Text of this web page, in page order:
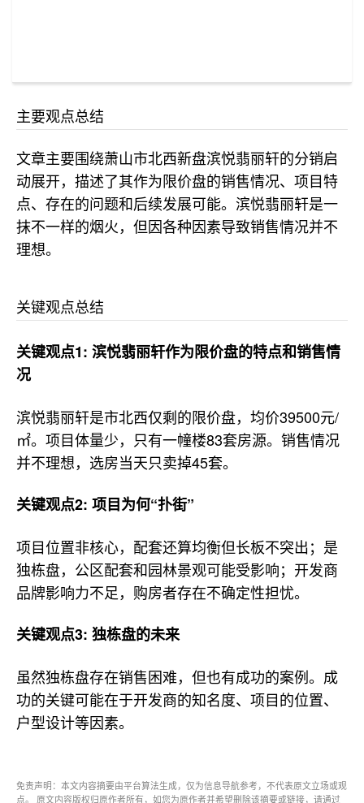
主要观点总结
文章主要围绕萧山市北西新盘滨悦翡丽轩的分销启
动展开，描述了其作为限价盘的销售情况、项目特
点、存在的问题和后续发展可能。滨悦翡丽轩是一
抹不一样的烟火，但因各种因素导致销售情况并不
理想。
关键观点总结
关键观点1: 滨悦翡丽轩作为限价盘的特点和销售情
况
滨悦翡丽轩是市北西仅剩的限价盘，均价39500元/
㎡。项目体量少，只有一幢楼83套房源。销售情况
并不理想，选房当天只卖掉45套。
关键观点2: 项目为何“扑街”
项目位置非核心，配套还算均衡但长板不突出；是
独栋盘，公区配套和园林景观可能受影响；开发商
品牌影响力不足，购房者存在不确定性担忧。
关键观点3: 独栋盘的未来
虽然独栋盘存在销售困难，但也有成功的案例。成
功的关键可能在于开发商的知名度、项目的位置、
户型设计等因素。
免责声明：本文内容摘要由平台算法生成，仅为信息导航参考，不代表原文立场或观
点。 原文内容版权归原作者所有，如您为原作者并希望删除该摘要或链接，请通过